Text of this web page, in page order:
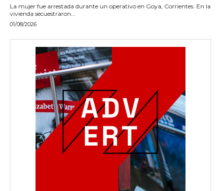
La mujer fue arrestada durante un operativo en Goya, Corrientes. En la
vivienda secuestraron...
01/08/2026